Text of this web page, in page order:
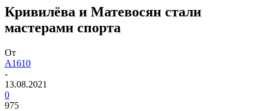
Кривилёва и Матевосян стали
мастерами спорта
От
A1610
-
13.08.2021
0
975